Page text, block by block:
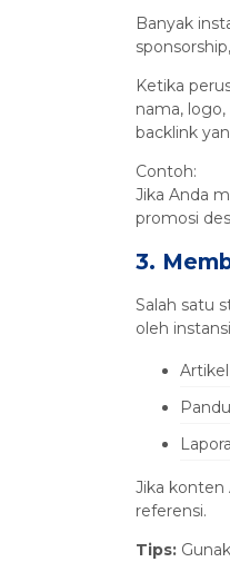
Banyak
Ketika
nama,
backlink
Contoh:
Jika Anda
promosi
3.
Salah satu
oleh
Jika konten
referensi.
Tips: